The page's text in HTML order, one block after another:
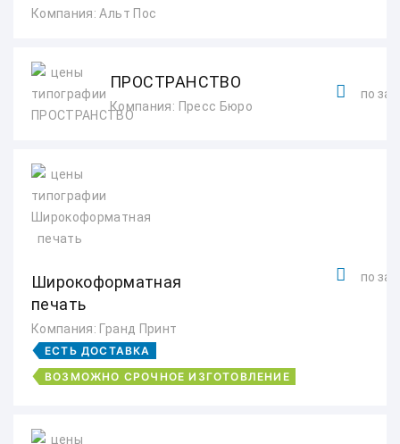
Компания: Альт Пос
ПРОСТРАНСТВО
Компания: Пресс Бюро
по
Широкоформатная
печать
Компания: Гранд Принт
ЕСТЬ ДОСТАВКА
ВОЗМОЖНО СРОЧНОЕ ИЗГОТОВЛЕНИЕ
по